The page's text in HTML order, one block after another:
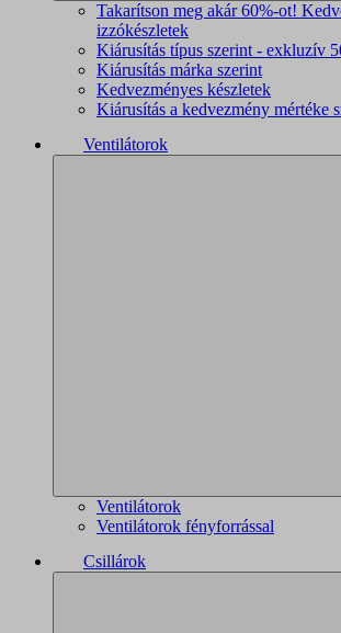
Takarítson meg akár 60%-ot!
izzókészletek
Kiárusítás típus szerint - exkluzív
Kiárusítás márka szerint
Kedvezményes készletek
Kiárusítás a kedvezmény mértéke
Ventilátorok
Ventilátorok
Ventilátorok fényforrással
Csillárok